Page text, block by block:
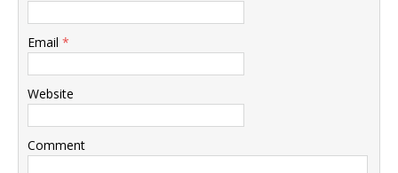
Email *
Website
Comment